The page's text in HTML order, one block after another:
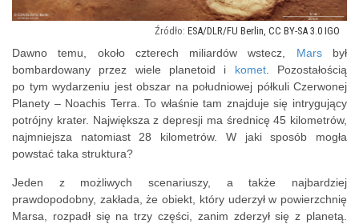
ESA/DLR/FU Berlin, CC BY-SA 3.0 IGO
Dawno temu, około czterech miliardów wstecz, Marsbył
bombardowany przez wiele planetoid i komet. Pozostałością
po tym wydarzeniu jest obszar na południowej półkuli Czerwonej
Planety – Noachis Terra. To właśnie tam znajduje się intrygujący
potrójny krater. Największa z depresji ma średnicę 45 kilometrów,
najmniejsza natomiast 28 kilometrów. W jaki sposób mogła
powstać taka struktura?
Jeden z możliwych scenariuszy, a także najbardziej
prawdopodobny, zakłada, że obiekt, który uderzył w powierzchnię
Marsa, rozpadł się na trzy części, zanim zderzył się z planetą.